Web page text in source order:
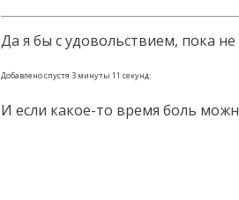
Да я бы с удовольствием, пока
Добавлено спустя 3 минуты 11 секунд:
И если какое-то время боль